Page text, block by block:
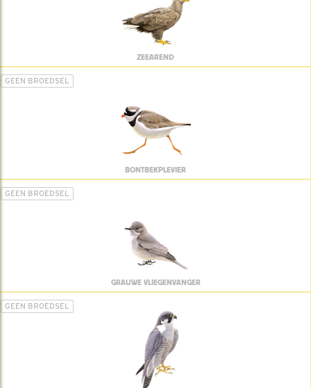
ZEEAREND
GEEN BROEDSEL
BONTBEKPLEVIER
GEEN BROEDSEL
GRAUWE VLIEGENVANGER
GEEN BROEDSEL